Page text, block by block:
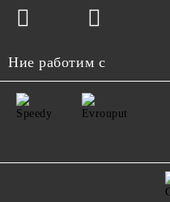
Ние работим с